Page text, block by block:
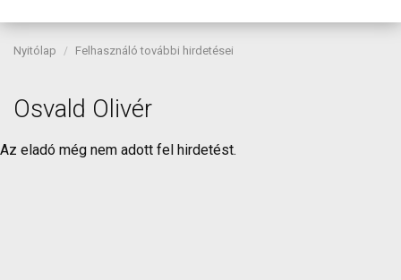
Nyitólap Felhasználó további hirdetései
Osvald Olivér
Az eladó még nem adott fel hirdetést.